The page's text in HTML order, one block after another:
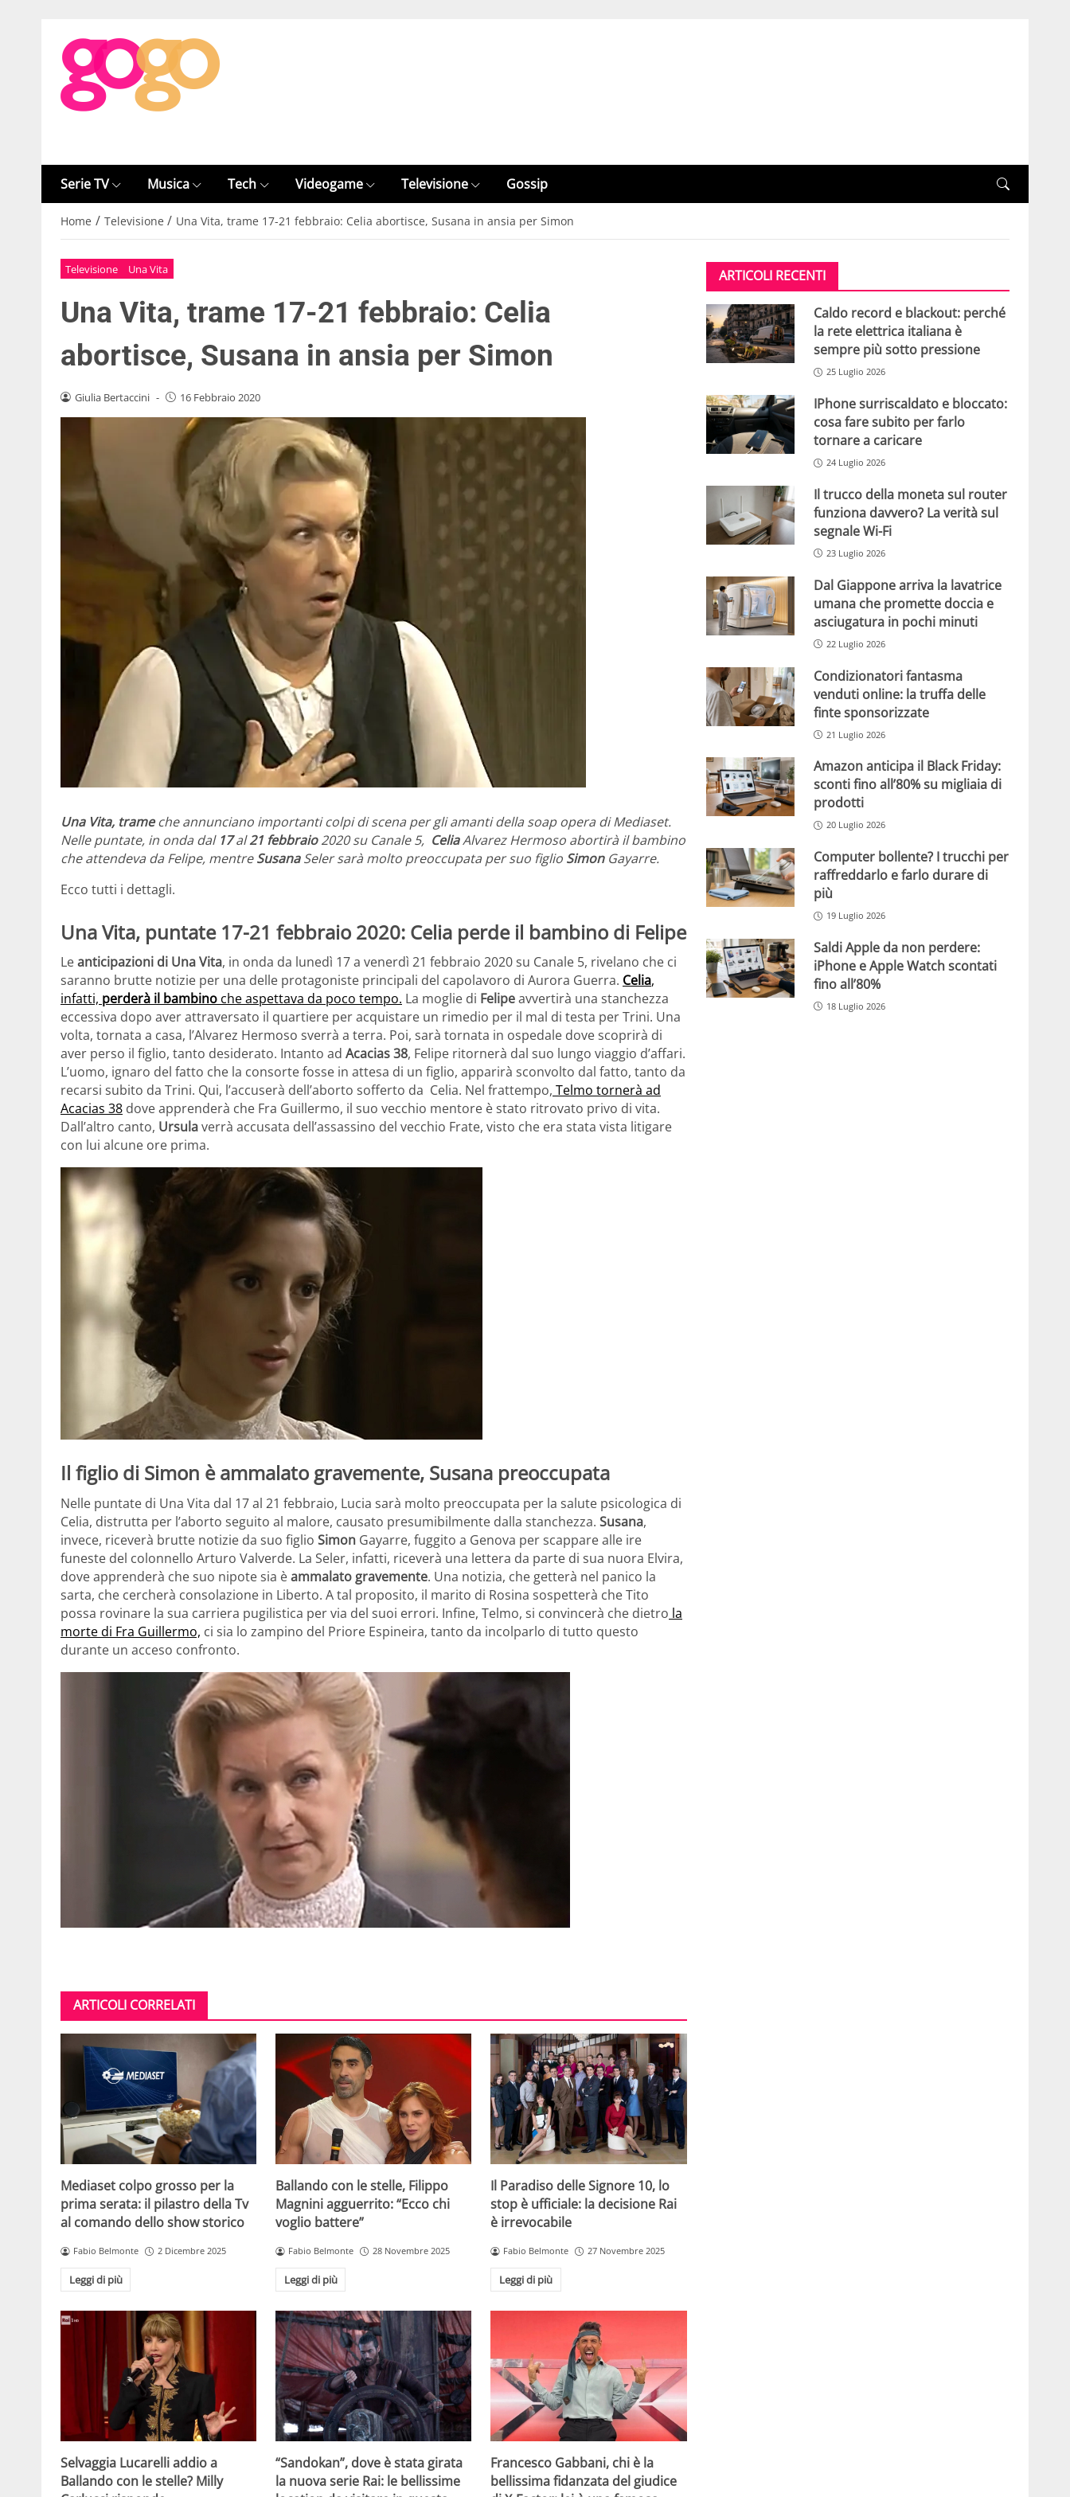
Serie TV Musica Tech Videogame Televisione Gossip
Home / Televisione / Una Vita, trame 17-21 febbraio: Celia abortisce, Susana in ansia per Simon
Televisione Una Vita
Una Vita, trame 17-21 febbraio: Celia
abortisce, Susana in ansia per Simon
Giulia Bertaccini - 16 Febbraio 2020
Una Vita, trameche annunciano importanti colpi di scena per gli amanti della soap opera di Mediaset.
Nelle puntate, in onda dal 17al21 febbraio2020 su Canale 5, CeliaAlvarez Hermoso abortirà il bambino
che attendeva da Felipe, mentreSusanaSeler sarà molto preoccupata per suo figlio SimonGayarre.
Ecco tutti i dettagli.
Una Vita, puntate 17-21 febbraio 2020: Celia perde il bambino di Felipe
Leanticipazioni di Una Vita, in onda da lunedì 17 a venerdì 21 febbraio 2020 su Canale 5, rivelano che ci
saranno brutte notizie per una delle protagoniste principali del capolavoro di Aurora Guerra. Celia,
infatti, perderà il bambino che aspettava da poco tempo. La moglie di Felipeavvertirà una stanchezza
eccessiva dopo aver attraversato il quartiere per acquistare un rimedio per il mal di testa per Trini. Una
volta, tornata a casa, l’Alvarez Hermoso sverrà a terra. Poi, sarà tornata in ospedale dove scoprirà di
aver perso il figlio, tanto desiderato. Intanto ad Acacias 38, Felipe ritornerà dal suo lungo viaggio d’affari.
L’uomo, ignaro del fatto che la consorte fosse in attesa di un figlio, apparirà sconvolto dal fatto, tanto da
recarsi subito da Trini. Qui, l’accuserà dell’aborto sofferto da Celia. Nel frattempo, Telmo tornerà ad
Acacias 38 dove apprenderà che Fra Guillermo, il suo vecchio mentore è stato ritrovato privo di vita.
Dall’altro canto, Ursulaverrà accusata dell’assassino del vecchio Frate, visto che era stata vista litigare
con lui alcune ore prima.
Il figlio di Simon è ammalato gravemente, Susana preoccupata
Nelle puntate di Una Vita dal 17 al 21 febbraio, Lucia sarà molto preoccupata per la salute psicologica di
Celia, distrutta per l’aborto seguito al malore, causato presumibilmente dalla stanchezza. Susana,
invece, riceverà brutte notizie da suo figlio Simon Gayarre, fuggito a Genova per scappare alle ire
funeste del colonnello Arturo Valverde. La Seler, infatti, riceverà una lettera da parte di sua nuora Elvira,
dove apprenderà che suo nipote sia èammalato gravemente. Una notizia, che getterà nel panico la
sarta, che cercherà consolazione in Liberto. A tal proposito, il marito di Rosina sospetterà che Tito
possa rovinare la sua carriera pugilistica per via del suoi errori. Infine, Telmo, si convincerà che dietro la
morte di Fra Guillermo, ci sia lo zampino del Priore Espineira, tanto da incolparlo di tutto questo
durante un acceso confronto.
ARTICOLI CORRELATI
Mediaset colpo grosso per la
prima serata: il pilastro della Tv
al comando dello show storico
Fabio Belmonte 2 Dicembre 2025
Leggi di più
Ballando con le stelle, Filippo
Magnini agguerrito: “Ecco chi
voglio battere”
Fabio Belmonte 28 Novembre 2025
Leggi di più
Il Paradiso delle Signore 10, lo
stop è ufficiale: la decisione Rai
è irrevocabile
Fabio Belmonte 27 Novembre 2025
Leggi di più
Selvaggia Lucarelli addio a
Ballando con le stelle? Milly
“Sandokan”, dove è stata girata
la nuova serie Rai: le bellissime
Francesco Gabbani, chi è la
bellissima fidanzata del giudice
ARTICOLI RECENTI
Caldo record e blackout: perché
la rete elettrica italiana è
sempre più sotto pressione
25 Luglio 2026
IPhone surriscaldato e bloccato:
cosa fare subito per farlo
tornare a caricare
24 Luglio 2026
Il trucco della moneta sul router
funziona davvero? La verità sul
segnale Wi-Fi
23 Luglio 2026
Dal Giappone arriva la lavatrice
umana che promette doccia e
asciugatura in pochi minuti
22 Luglio 2026
Condizionatori fantasma
venduti online: la truffa delle
finte sponsorizzate
21 Luglio 2026
Amazon anticipa il Black Friday:
sconti fino all’80% su migliaia di
prodotti
20 Luglio 2026
Computer bollente? I trucchi per
raffreddarlo e farlo durare di
più
19 Luglio 2026
Saldi Apple da non perdere:
iPhone e Apple Watch scontati
fino all’80%
18 Luglio 2026